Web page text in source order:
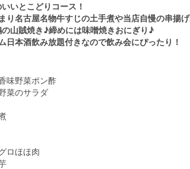
いとこどりコース！
り名古屋名物牛すじの土手煮や当店自慢の串揚
の山賊焼き♪締めには味噌焼きおにぎり♪
日本酒飲み放題付きなので飲み会にぴったり！
味野菜ポン酢
菜のサラダ
ロほほ肉